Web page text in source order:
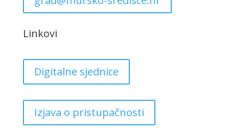
Linkovi
Digitalne sjednice
Izjava o pristupačnosti